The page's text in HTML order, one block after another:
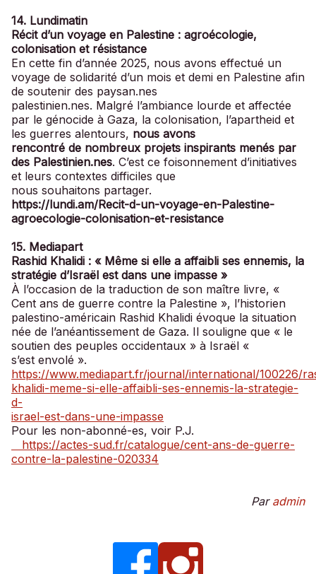
14. Lundimatin
Récit d’un voyage en Palestine : agroécologie,
colonisation et résistance
En cette fin d’année 2025, nous avons effectué un
voyage de solidarité d’un mois et demi en Palestine afin
de soutenir des paysan.nes
palestinien.nes. Malgré l’ambiance lourde et affectée
par le génocide à Gaza, la colonisation, l’apartheid et
les guerres alentours, nous avons
rencontré de nombreux projets inspirants menés par
des Palestinien.nes. C’est ce foisonnement d’initiatives
et leurs contextes difficiles que
nous souhaitons partager.
https://lundi.am/Recit-d-un-voyage-en-Palestine-
agroecologie-colonisation-et-resistance
15. Mediapart
Rashid Khalidi : « Même si elle a affaibli ses ennemis, la
stratégie d’Israël est dans une impasse »
À l’occasion de la traduction de son maître livre, «
Cent ans de guerre contre la Palestine », l’historien
palestino-américain Rashid Khalidi évoque la situation
née de l’anéantissement de Gaza. Il souligne que « le
soutien des peuples occidentaux » à Israël «
s’est envolé ».
https://www.mediapart.fr/journal/international/100226/
khalidi-meme-si-elle-affaibli-ses-ennemis-la-strategie-
d-
israel-est-dans-une-impasse
Pour les non-abonné-es, voir P.J.
https://actes-sud.fr/catalogue/cent-ans-de-guerre-
contre-la-palestine-020334
Par admin